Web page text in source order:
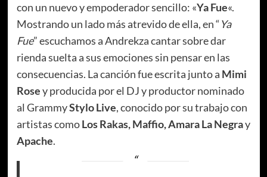
con un nuevo y empoderador sencillo: «Ya Fue«.
Mostrando un lado más atrevido de ella, en “Ya
Fue” escuchamos a Andrekza cantar sobre dar
rienda suelta a sus emociones sin pensar en las
consecuencias. La canción fue escrita junto a Mimi
Rosey producida por el DJ y productor nominado
al GrammyStylo Live, conocido por su trabajo con
artistas comoLos Rakas, Maffio, Amara La Negray
Apache.